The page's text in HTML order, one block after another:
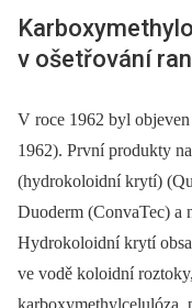
v ošetřování ran
V roce 1962 byl
1962). První produkty
(hydrokoloidní krytí)
Duoderm (ConvaTec) a
Hydrokoloidní krytí
ve vodě koloidní